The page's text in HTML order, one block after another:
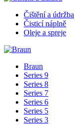
Čištění a údržba
Čisticí náplně
Oleje a spreje
Braun
Series 9
Series 8
Series 7
Series 6
Series 5
Series 3